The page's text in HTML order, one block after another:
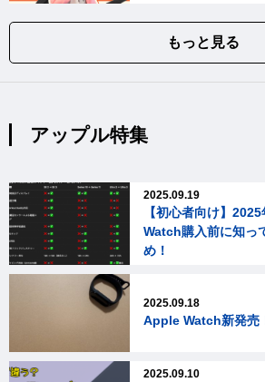
もっと見る
アップル特集
2025.09.19
【初心者向け】
Watch購入前に知っ
め！
2025.09.18
Apple Watch新発売
2025.09.10